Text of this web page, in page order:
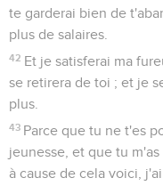
te garderai bien de
plus de salaires.
42 Et je satisferai ma
se retirera de toi ; et je
plus.
43 Parce que tu ne t'es
jeunesse, et que tu
à cause de cela voici,